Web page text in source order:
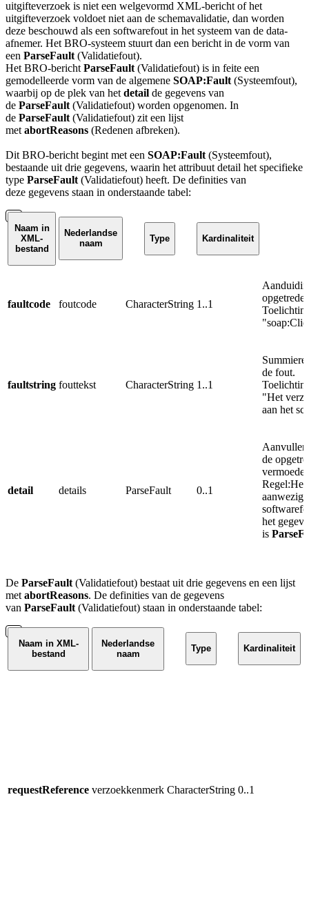
uitgifteverzoek is niet een welgevormd XML-bericht of het
uitgifteverzoek voldoet niet aan de schemavalidatie, dan worden
deze beschouwd als een softwarefout in het systeem van de data-
afnemer. Het BRO-systeem stuurt dan een bericht in de vorm van
een ParseFault (Validatiefout).
Het BRO-bericht ParseFault (Validatiefout) is in feite een
gemodelleerde vorm van de algemene SOAP:Fault (Systeemfout),
waarbij op de plek van het detail de gegevens van
de ParseFault (Validatiefout) worden opgenomen. In
de ParseFault (Validatiefout) zit een lijst
met abortReasons (Redenen afbreken).
Dit BRO-bericht begint met een SOAP:Fault (Systeemfout),
bestaande uit drie gegevens, waarin het attribuut detail het specifieke
type ParseFault (Validatiefout) heeft. De definities van
deze gegevens staan in onderstaande tabel:
Naam in
XML-
bestand
Nederlandse
naam
Type Kardinaliteit
faultcode foutcode CharacterString 1..1
faultstring fouttekst CharacterString 1..1
de fout.
"Het
aan het
detail details ParseFault 0..1
de
Regel:Het
aanwezig
het
is
De ParseFault (Validatiefout) bestaat uit drie gegevens en een lijst
met abortReasons. De definities van de gegevens
van ParseFault (Validatiefout) staan in onderstaande tabel:
Naam in XML-
bestand
Nederlandse
naam
Type Kardinaliteit
requestReference verzoekkenmerk CharacterString 0..1